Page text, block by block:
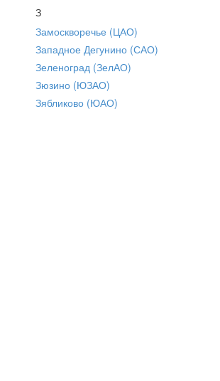
З
Замоскворечье (ЦАО)
Западное Дегунино (САО)
Зеленоград (ЗелАО)
Зюзино (ЮЗАО)
Зябликово (ЮАО)